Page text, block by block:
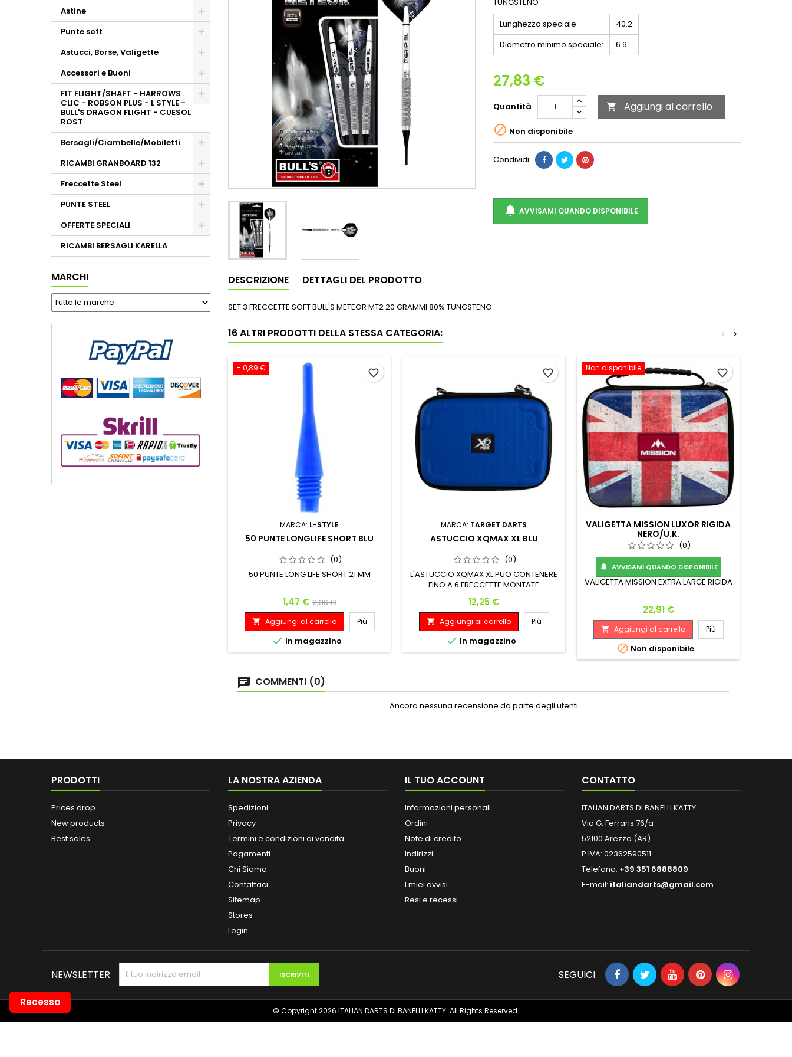
Astine
Punte soft
Astucci, Borse, Valigette
Accessori e Buoni
FIT FLIGHT/SHAFT - HARROWS
CLIC - ROBSON PLUS - L STYLE -
BULL'S DRAGON FLIGHT - CUESOL
ROST
Bersagli/Ciambelle/Mobiletti
RICAMBI GRANBOARD 132
Freccette Steel
PUNTE STEEL
OFFERTE SPECIALI
RICAMBI BERSAGLI KARELLA
MARCHI
Lunghezza speciale:
40.2
Diametro minimo speciale:
6.9
27,83 €
Quantità  Aggiungi al carrello
 Non disponibile
Condividi
 AVVISAMI QUANDO DISPONIBILE
DESCRIZIONE DETTAGLI DEL PRODOTTO
SET 3 FRECCETTE SOFT BULL'S METEOR MT2 20 GRAMMI 80% TUNGSTENO
16 ALTRI PRODOTTI DELLA STESSA CATEGORIA: >
<
- 0,89 €
MARCA: L-STYLE
50 PUNTE LONGLIFE SHORT BLU
(0)
50 PUNTE LONG LIFE SHORT 21 MM
Prezzo
1,47 € Prezzo base
2,36 €
 Aggiungi al carrello Più
 In magazzino
favorite_border
MARCA: TARGET DARTS
ASTUCCIO XQMAX XL BLU
(0)
L'ASTUCCIO XQMAX XL PUO CONTENERE
FINO A 6 FRECCETTE MONTATE
PIU'ACCESSORI. L'ASTUCCIO VIENE
VENDUTO VUOTO
Prezzo
12,25 €
 Aggiungi al carrello Più
 In magazzino
favorite_border Non disponibile
VALIGETTA MISSION LUXOR RIGIDA
NERO/U.K.
(0)
 AVVISAMI QUANDO DISPONIBILE
VALIGETTA MISSION EXTRA LARGE RIGIDA
Prezzo
22,91 €
 Aggiungi al carrello Più
 Non disponibile
favorite_border
COMMENTI (0)
Ancora nessuna recensione da parte degli utenti.
PRODOTTI
Prices drop
New products
Best sales
LA NOSTRA AZIENDA
Spedizioni
Privacy
Termini e condizioni di vendita
Pagamenti
Chi Siamo
Contattaci
Sitemap
Stores
Login
IL TUO ACCOUNT
Informazioni personali
Ordini
Note di credito
Indirizzi
Buoni
I miei avvisi
Resi e recessi
CONTATTO
ITALIAN DARTS DI BANELLI KATTY
Via G. Ferraris 76/a
52100 Arezzo (AR)
P.IVA: 02362590511
Telefono: +39 351 6888809
E-mail: italiandarts@gmail.com
NEWSLETTER SEGUICI
© Copyright 2026 ITALIAN DARTS DI BANELLI KATTY. All Rights Reserved.
Recesso